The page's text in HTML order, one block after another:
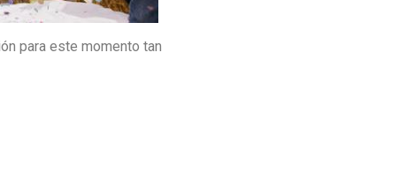
para este momento tan